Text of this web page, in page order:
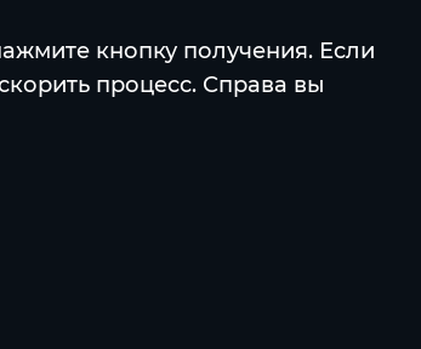
кнопку получения. Если
процесс. Справа вы